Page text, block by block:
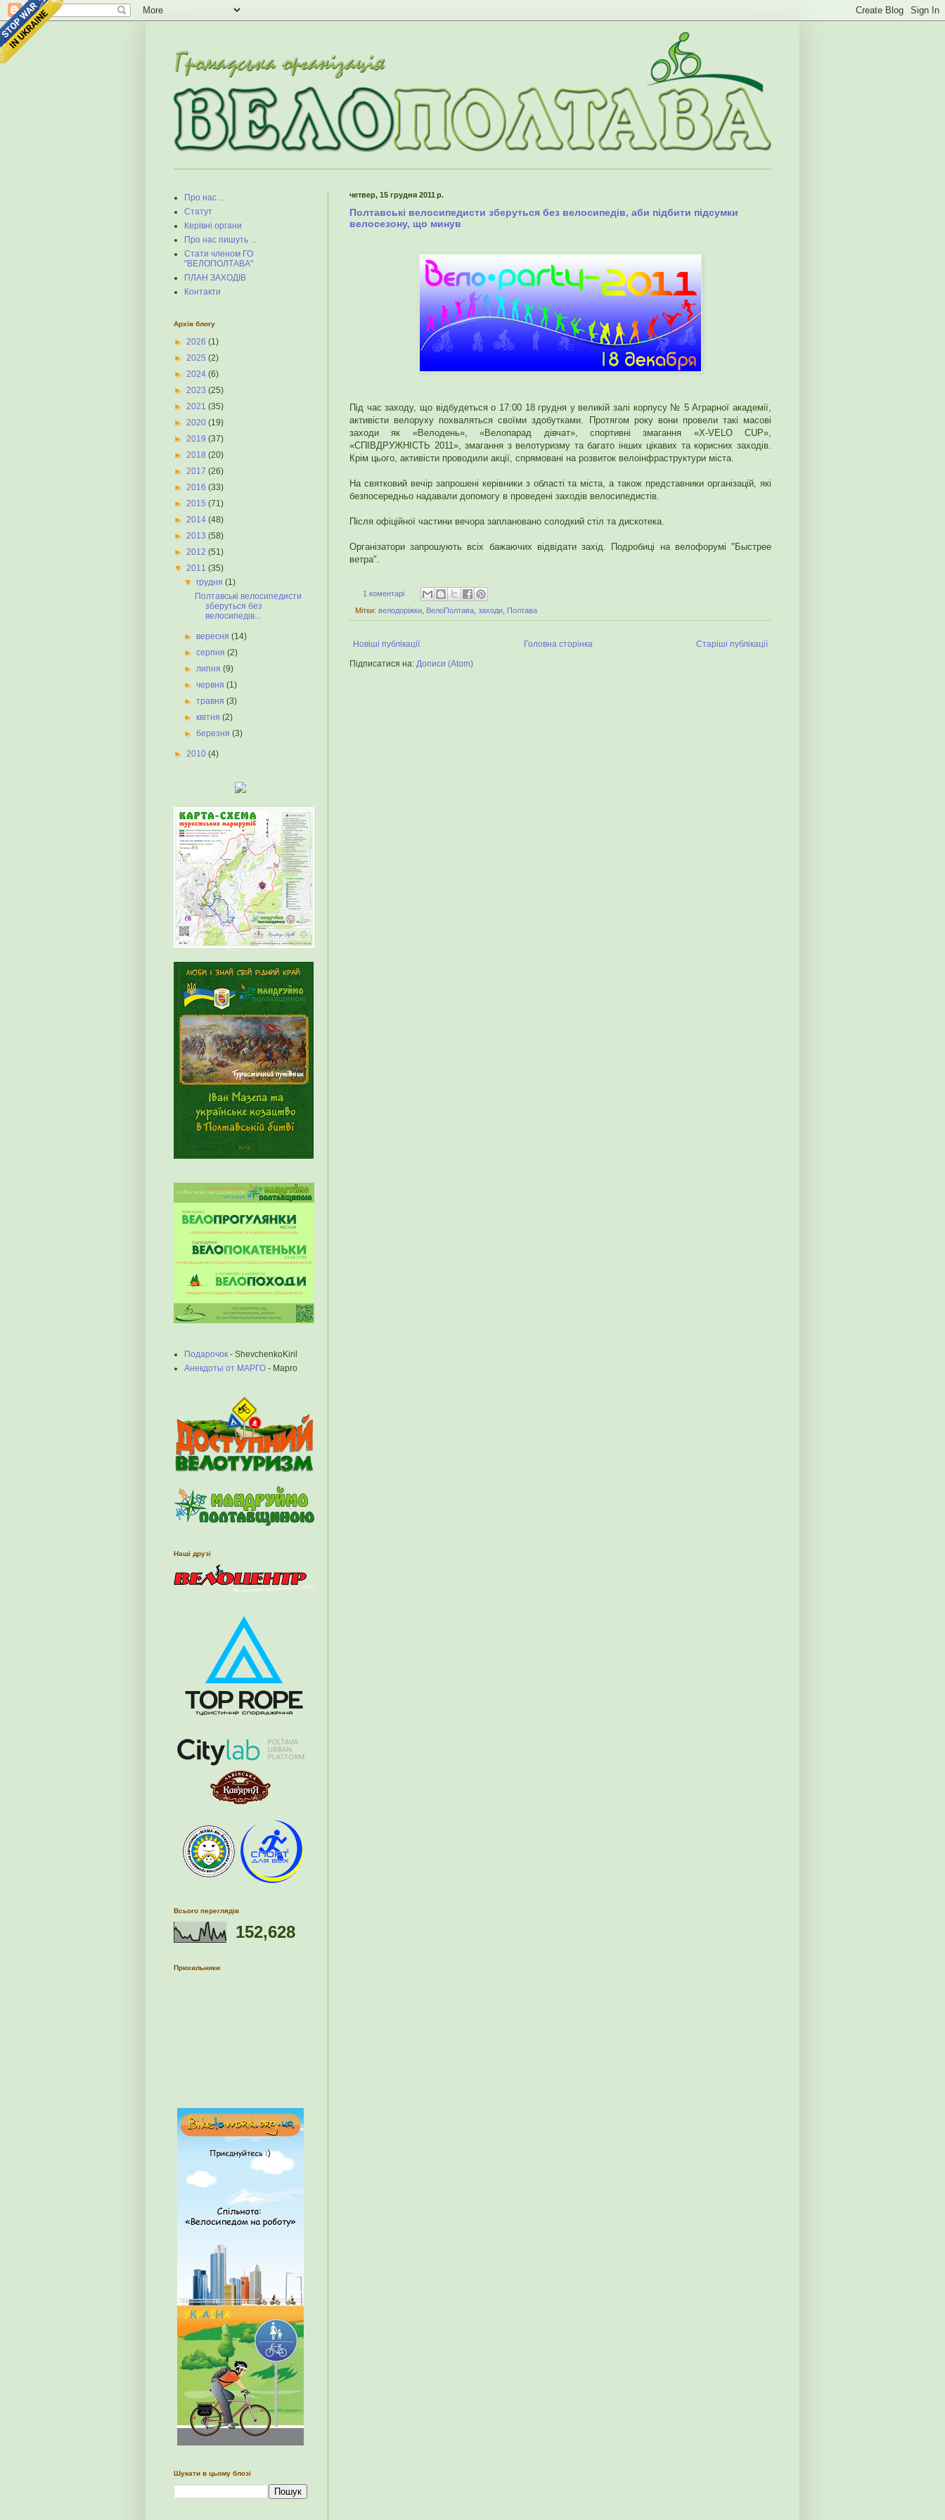
четвер, 15 грудня 2011 р.
Полтавські велосипедисти зберуться без велосипедів, аби підбити підсумки
велосезону, що минув
Під час заходу, що відбудеться о 17:00 18 грудня у великій залі корпусу № 5 Аграрної академії,
активісти велоруху похваляться своїми здобутками. Протягом року вони провели такі масові
заходи як «Велодень»,«Велопарад дівчат», спортивні змагання «X-VELO CUP»,
«СПІВДРУЖНІСТЬ 2011», змагання з велотуризму та багато інших цікавих та корисних заходів.
Крім цього, активісти проводили акції, спрямовані на розвиток велоінфраструктури міста.
На святковий вечір запрошені керівники з області та міста, а також представники організацій, які
безпосередньо надавали допомогу в проведені заходів велосипедистів.
Після офіційної частини вечора заплановано солодкий стіл та дискотека.
Організатори запрошують всіх бажаючих відвідати захід. Подробиці на велофорумі "Быстрее
ветра".
1 коментарі
Мітки: велодоріжки ВелоПолтава заходи Полтава
Новіші публікації Старіші публікації
Головна сторінка
Підписатися на: Дописи (Atom)
Про нас ...
Статут
Керівні органи
Про нас пишуть ...
Стати членом ГО
"ВЕЛОПОЛТАВА"
ПЛАН ЗАХОДІВ
Контакти
Архів блогу
► 2026 (1)
► 2025 (2)
► 2024 (6)
► 2023 (25)
► 2021 (35)
► 2020 (19)
► 2019 (37)
► 2018 (20)
► 2017 (26)
► 2016 (33)
► 2015 (71)
► 2014 (48)
► 2013 (58)
► 2012 (51)
▼ 2011 (35)
▼грудня(1)
Полтавські велосипедисти
зберуться без
велосипедів...
►вересня(14)
►серпня(2)
►липня(9)
►червня(1)
►травня(3)
►квітня(2)
►березня(3)
► 2010 (4)
Подарочок - ShevchenkoKiril
Анекдоты от МАРГО - Марго
Наші друзі
Всього переглядів
152,628
Прихильники
Шукати в цьому блозі